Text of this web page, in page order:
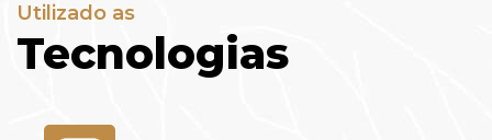
Utilizado as
Tecnologias